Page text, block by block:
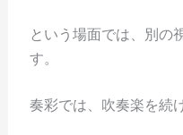
という場面では、別の
す。
奏彩では、吹奏楽を続